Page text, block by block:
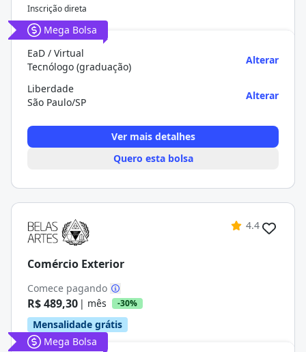
Inscrição direta
Mega Bolsa
EaD / Virtual
Tecnólogo (graduação)
Alterar
Liberdade
São Paulo/SP
Alterar
Ver mais detalhes
Quero esta bolsa
4.4
Comércio Exterior
Comece pagando
R$ 489,30 | mês -30%
Mensalidade grátis
Mega Bolsa